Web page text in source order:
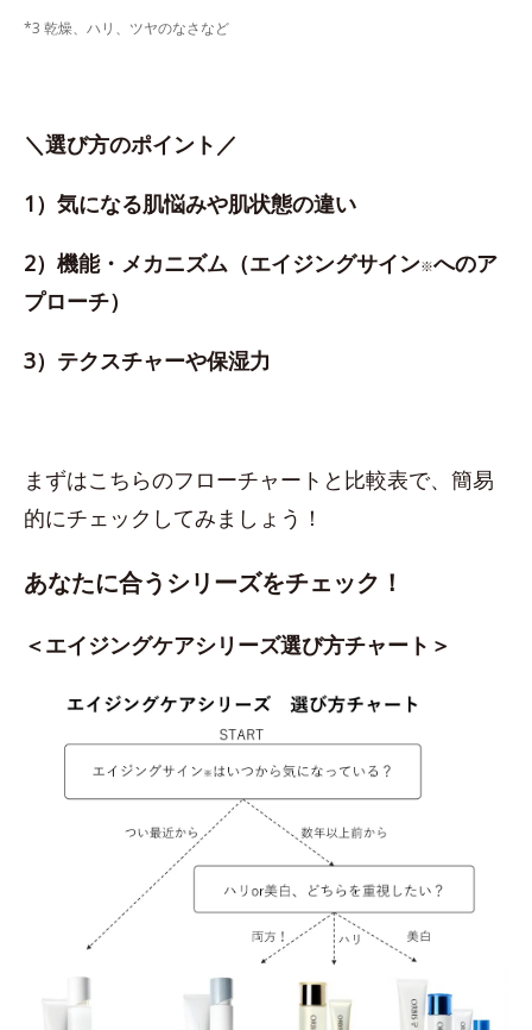
*3 乾燥、ハリ、ツヤのなさなど
＼選び方のポイント／
1）気になる肌悩みや肌状態の違い
2）機能・メカニズム（エイジングサイン※へのア
プローチ）
3）テクスチャーや保湿力
まずはこちらのフローチャートと比較表で、簡易
的にチェックしてみましょう！
あなたに合うシリーズをチェック！
＜エイジングケアシリーズ選び方チャート＞